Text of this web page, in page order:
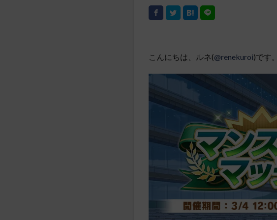
こんにちは、ルネ(@renekuroi)です。